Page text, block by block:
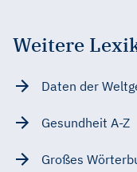
Weitere
Daten der
Gesundheit A-Z
Großes